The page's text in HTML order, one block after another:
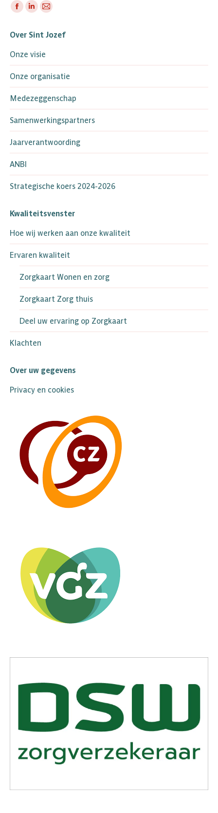
Vind ons op:
Facebook
opens
in
new
window
Linkedin
opens
in
new
window
Mail
opens
new
window
Over Sint Jozef
Onze visie
Onze organisatie
Medezeggenschap
Samenwerkingspartners
Jaarverantwoording
ANBI
Strategische koers 2024-2026
Kwaliteitsvenster
Hoe wij werken aan onze kwaliteit
Ervaren kwaliteit
Zorgkaart Wonen en zorg
Zorgkaart Zorg thuis
Deel uw ervaring op Zorgkaart
Klachten
Over uw gegevens
Privacy en cookies